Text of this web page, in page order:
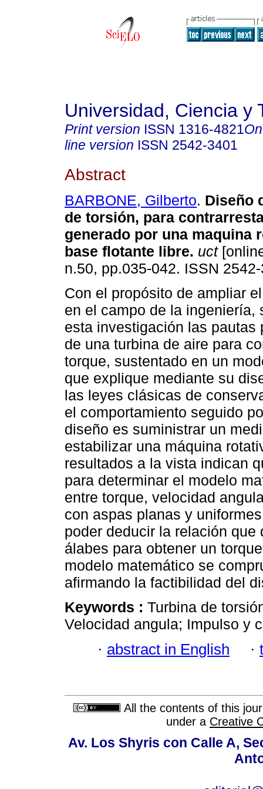
Universidad, Ciencia y
Print version ISSN 1316-4821
line version ISSN 2542-3401
Abstract
BARBONE, Gilberto. Diseño
de torsión, para
generado por una maquina
base flotante libre. uct
n.50, pp.035-042. ISSN
Con el propósito de ampliar
en el campo de la ingeniería,
esta investigación las pautas
de una turbina de aire para
torque, sustentado en un
que explique mediante su
las leyes clásicas de
el comportamiento seguido
diseño es suministrar un
estabilizar una máquina
resultados a la vista indican
para determinar el modelo
entre torque, velocidad
con aspas planas y
poder deducir la relación
álabes para obtener un
modelo matemático se
afirmando la factibilidad del
Keywords : Turbina de
Velocidad angula; Impulso y
· abstract in English ·
All the contents of this
under a Creative
Av. Los Shyris con Calle A,